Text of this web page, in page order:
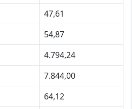
47,61
54,87
4.794,24
7.844,00
64,12